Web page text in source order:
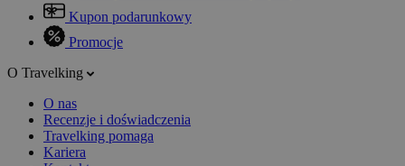
Kupon podarunkowy
Promocje
O Travelking
O nas
Recenzje i doświadczenia
Travelking pomaga
Kariera